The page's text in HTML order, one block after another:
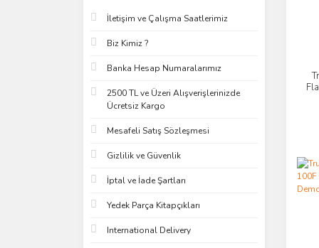
İletişim ve Çalışma Saatlerimiz
Biz Kimiz ?
Banka Hesap Numaralarımız
2500 TL ve Üzeri Alışverişlerinizde
Ücretsiz Kargo
Mesafeli Satış Sözleşmesi
Gizlilik ve Güvenlik
İptal ve İade Şartları
Yedek Parça Kitapçıkları
International Delivery